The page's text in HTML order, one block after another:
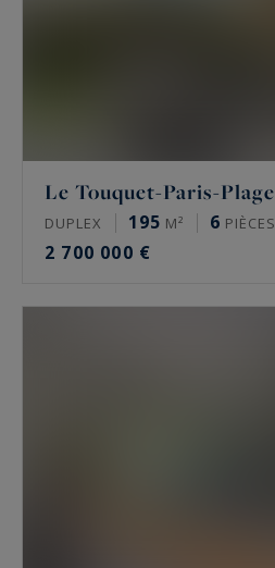
Le Touquet-Paris-Plage
DUPLEX 195 M² 6 PIÈCES
2 700 000 €